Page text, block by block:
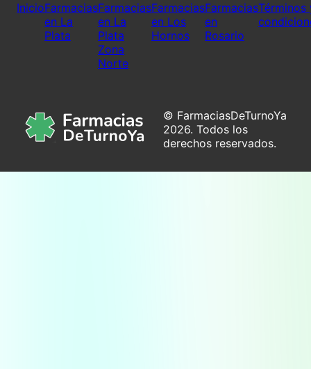
InicioFarmacias
en La
Plata
Farmacias
en La
Plata
Zona
Norte
Farmacias
en Los
Hornos
Farmacias
en
Rosario
Términos
© FarmaciasDeTurnoYa
2026. Todos los
derechos reservados.